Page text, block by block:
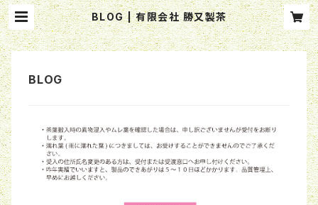
BLOG | 有限会社 勝又製茶